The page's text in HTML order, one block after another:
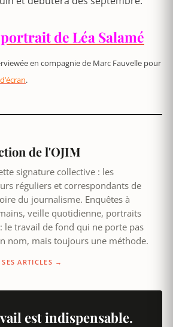
de Léa Salamé
en compagnie de Marc Fauvelle pour
.
de l'OJIM
signature collective : les
réguliers et correspondants de
du journalisme. Enquêtes à
veille quotidienne, portraits
le travail de fond qui ne porte pas
nom, mais toujours une méthode.
ARTICLES →
est indispensable.